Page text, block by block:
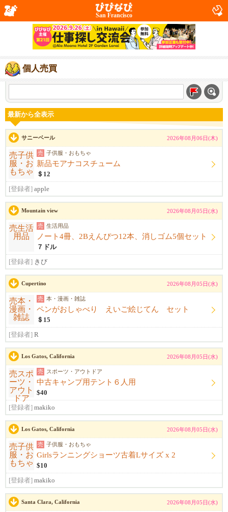
San Francisco
個人売買
最新から全表示
サニーベール 2026年08月06日(木)
売 子供服・おもちゃ
新品モアナコスチューム
＄12
[登録者] apple
Mountain view 2026年08月05日(水)
売 生活用品
ノート4冊、2Bえんぴつ12本、消しゴム5個セット
７ドル
[登録者] きび
Cupertino 2026年08月05日(水)
売 本・漫画・雑誌
ペンがおしゃべり えいご絵じてん セット
＄15
[登録者] R
Los Gatos, California 2026年08月05日(水)
売 スポーツ・アウトドア
中古キャンプ用テント６人用
$40
[登録者] makiko
Los Gatos, California 2026年08月05日(水)
売 子供服・おもちゃ
Girlsランニングショーツ古着Lサイズ x 2
$10
[登録者] makiko
Santa Clara, California 2026年08月05日(水)